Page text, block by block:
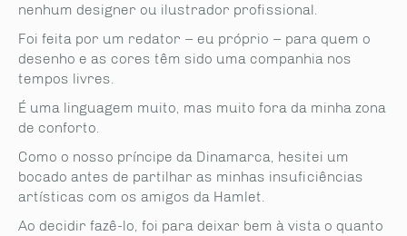
nenhum designer ou ilustrador profissional.
Foi feita por um redator – eu próprio – para quem o
desenho e as cores têm sido uma companhia nos
tempos livres.
É uma linguagem muito, mas muito fora da minha zona
de conforto.
Como o nosso príncipe da Dinamarca, hesitei um
bocado antes de partilhar as minhas insuficiências
artísticas com os amigos da Hamlet.
Ao decidir fazê-lo, foi para deixar bem à vista o quanto